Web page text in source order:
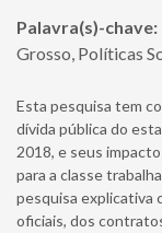
Palavra(s)-chave:
Grosso, Políticas
Esta pesquisa tem
dívida pública do
2018, e seus
para a classe
pesquisa explicativa
oficiais, dos